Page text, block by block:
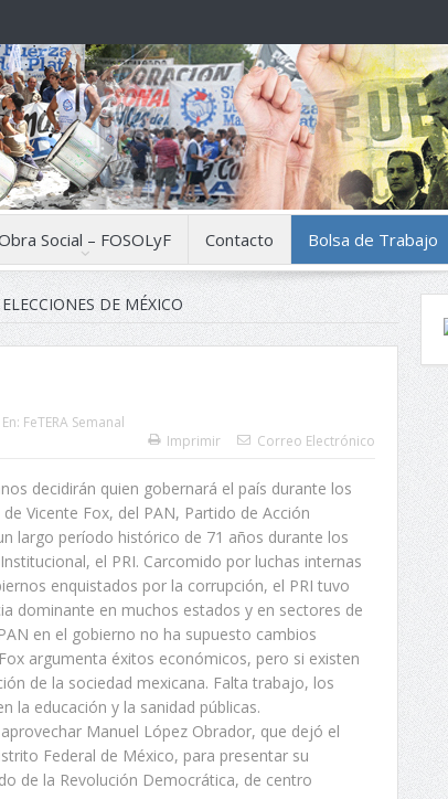
Social – FOSOLyF Contacto Bolsa de Trabajo
ELECCIONES DE MÉXICO
En: FeTERA Semanal
Imprimir
Correo Electrónico
decidirán quien gobernará el país durante los
Vicente Fox, del PAN, Partido de Acción
largo período histórico de 71 años durante los
el PRI. Carcomido por luchas internas
enquistados por la corrupción, el PRI tuvo
dominante en muchos estados y en sectores de
en el gobierno no ha supuesto cambios
argumenta éxitos económicos, pero si existen
de la sociedad mexicana. Falta trabajo, los
la educación y la sanidad públicas.
Manuel López Obrador, que dejó el
Federal de México, para presentar su
de la Revolución Democrática, de centro